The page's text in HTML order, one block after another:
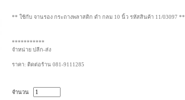
** ใช้กับ จานรอง กระถางพลาสติก ดำ กลม 10 นิ้ว รหัสสินค้า 11/03097 **
***********
จำหน่าย ปลีก-ส่ง
ราคา: ติดต่อร้าน 081-9111285
จำนวน